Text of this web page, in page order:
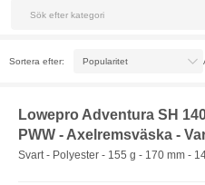
Sortera efter:
Lowepro Adventura SH
PWW - Axelremsväska -
Svart - Polyester - 155 g - 170 mm -